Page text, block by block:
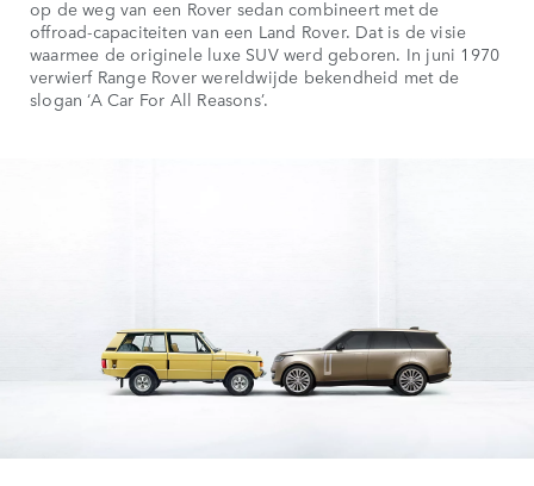
op de weg van een Rover sedan combineert met de
offroad-capaciteiten van een Land Rover. Dat is de visie
waarmee de originele luxe SUV werd geboren. In juni 1970
verwierf Range Rover wereldwijde bekendheid met de
slogan ‘A Car For All Reasons’.